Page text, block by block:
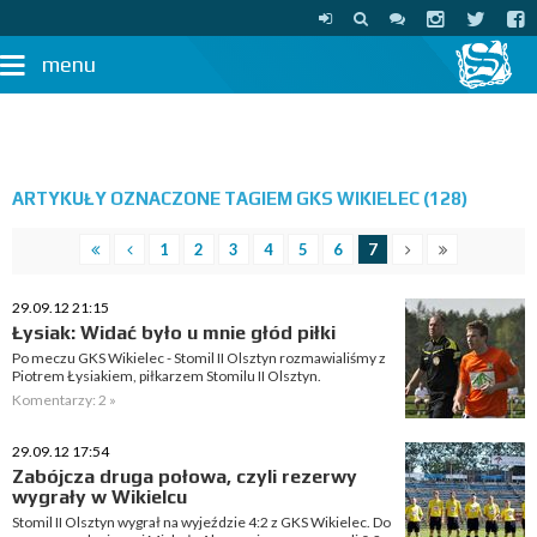
menu
ARTYKUŁY OZNACZONE TAGIEM GKS WIKIELEC (128)
1 2 3 4 5 6 7
29.09.12 21:15
Łysiak: Widać było u mnie głód piłki
Po meczu GKS Wikielec - Stomil II Olsztyn rozmawialiśmy z
Piotrem Łysiakiem, piłkarzem Stomilu II Olsztyn.
Komentarzy: 2 »
29.09.12 17:54
Zabójcza druga połowa, czyli rezerwy
wygrały w Wikielcu
Stomil II Olsztyn wygrał na wyjeździe 4:2 z GKS Wikielec. Do